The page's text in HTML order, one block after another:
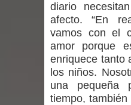
niños y
emergencia.
Del anime
de Chile
diario
afecto. “En
vamos con el
amor porque
enriquece tanto
los niños.
una pequeña
tiempo,